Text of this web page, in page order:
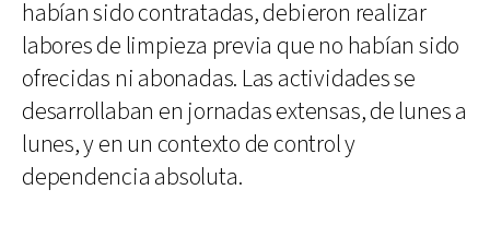
habían sido contratadas, debieron realizar
labores de limpieza previa que no habían sido
ofrecidas ni abonadas. Las actividades se
desarrollaban en jornadas extensas, de lunes a
lunes, y en un contexto de control y
dependencia absoluta.